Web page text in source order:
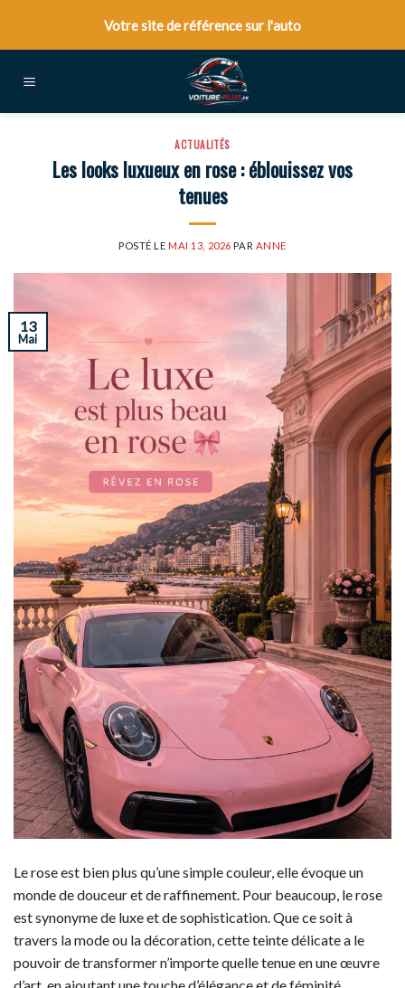
content
Votre site de référence sur l'auto
ACTUALITÉS
Les looks luxueux en rose : éblouissez vos
tenues
POSTÉ LEMAI 13, 2026 PAR ANNE
13
Mai
Le rose est bien plus qu’une simple couleur, elle évoque un
monde de douceur et de raffinement. Pour beaucoup, le rose
est synonyme de luxe et de sophistication. Que ce soit à
travers la mode ou la décoration, cette teinte délicate a le
pouvoir de transformer n’importe quelle tenue en une œuvre